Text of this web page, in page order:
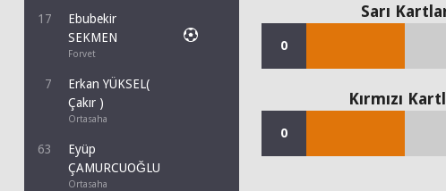
17
Ebubekir
SEKMEN
Forvet
7
Erkan YÜKSEL(
Çakır )
Ortasaha
63
Eyüp
ÇAMURCUOĞLU
Ortasaha
Sarı
0
Kırmızı
0